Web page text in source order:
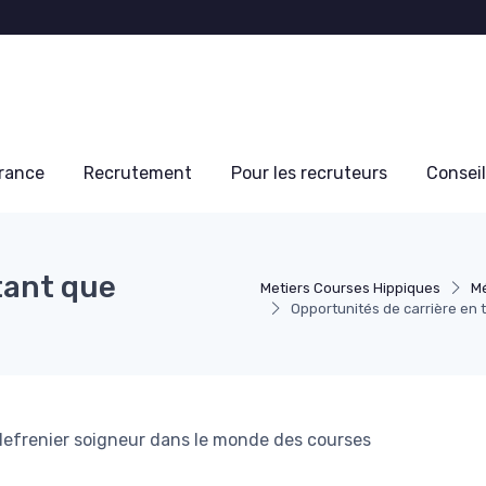
Recrutement Pour les recruteurs
Metiers Courses Hippiques
Opportunités de carrière en
que
soigneur dans le monde des courses